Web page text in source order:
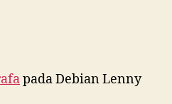
pada Debian Lenny